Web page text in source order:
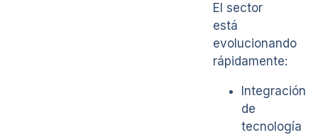
El sector
está
evolucionando
rápidamente:
Integración
de
tecnología